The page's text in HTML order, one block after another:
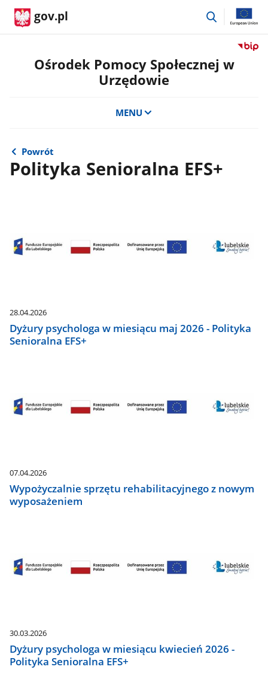
gov.pl
przejdź
Przejdź
Ośrodek Pomocy Społecznej w
Urzędowie
MENU
Powrót
Polityka Senioralna EFS+
28.04.2026
Dyżury psychologa w miesiącu maj 2026 - Polityka
Senioralna EFS+
07.04.2026
Wypożyczalnie sprzętu rehabilitacyjnego z nowym
wyposażeniem
30.03.2026
Dyżury psychologa w miesiącu kwiecień 2026 -
Polityka Senioralna EFS+